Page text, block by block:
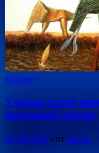
Космос
Ученые хотят
внеземной жизни
05.08.2020 - от admin